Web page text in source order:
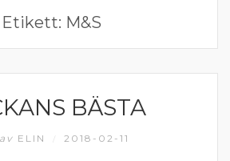
Etikett: M&S
BÄSTA
av ELIN 2018-02-11